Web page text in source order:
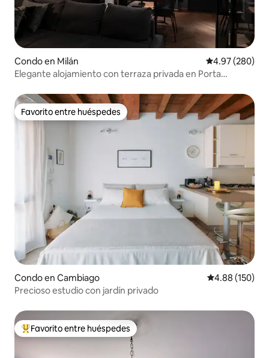
Condo en Milán Calificación
4.97 (280)
Elegante alojamiento con terraza privada en Porta
Favorito entre huéspedes
Favorito entre huéspedes
Condo en Cambiago Calificación
4.88 (150)
Precioso estudio con jardín privado
Favorito entre huéspedes preferido
Favorito entre huéspedes